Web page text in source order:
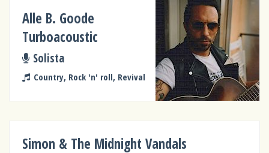
Alle B. Goode
Turboacoustic
Solista
Country, Rock 'n' roll, Revival
Simon & The Midnight Vandals